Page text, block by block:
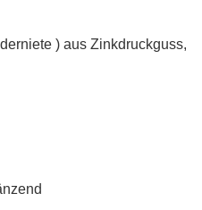
) aus Zinkdruckguss,